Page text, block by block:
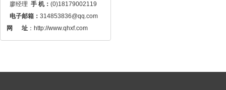
  廖经理
手 机： (0)18179002119
电子邮箱： 314853836@qq.com
网 　 址 ：http://www.qhxf.com